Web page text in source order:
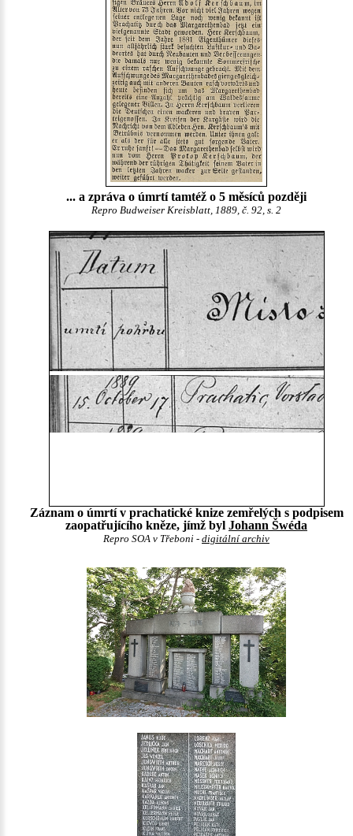
... a zpráva o úmrtí tamtéž o 5 měsíců později
Repro Budweiser Kreisblatt, 1889, č. 92, s. 2
Záznam o úmrtí v prachatické knize zemřelých s podpisem
zaopatřujícího kněze, jímž byl Johann Šwéda
Repro SOA v Třeboni - digitální archiv